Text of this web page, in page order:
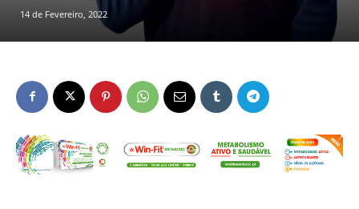
14 de Fevereiro, 2022